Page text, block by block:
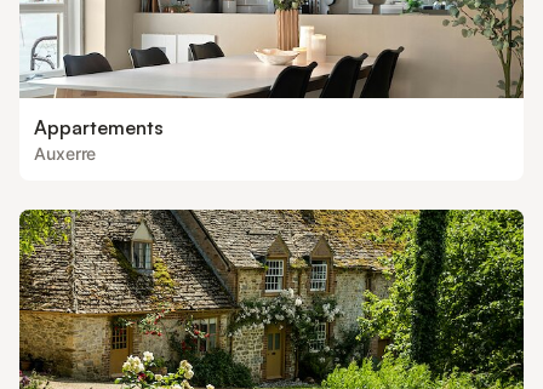
Appartements
Auxerre